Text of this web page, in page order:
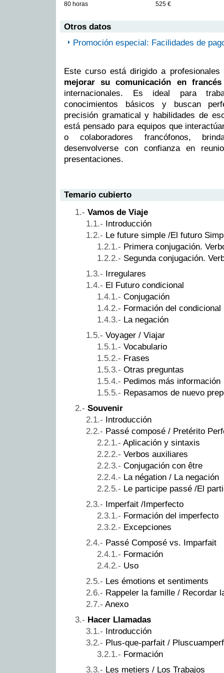
80 horas
525 €
Otros datos
Promoción especial: Facilidades de
Este curso está dirigido a
mejorar su comunicación en
internacionales. Es ideal para
conocimientos básicos y buscan
precisión gramatical y habilidades de
está pensado para equipos que
o colaboradores francófonos,
desenvolverse con confianza en
presentaciones.
Temario cubierto
Vamos de Viaje
Introducción
Le future simple /El futuro
Primera conjugación.
Segunda conjugación.
Irregulares
El Futuro condicional
Conjugación
Formación del condicional
La negación
Voyager / Viajar
Vocabulario
Frases
Otras preguntas
Pedimos más información
Repasamos de nuevo
Souvenir
Introducción
Passé composé / Pretérito
Aplicación y sintaxis
Verbos auxiliares
Conjugación con être
La négation / La negación
Le participe passé /El
Imperfait /Imperfecto
Formación del imperfecto
Excepciones
Passé Composé vs. Imparfait
Formación
Uso
Les émotions et sentiments
Rappeler la famille / Recordar
Anexo
Hacer Llamadas
Introducción
Plus-que-parfait /
Formación
Les metiers / Los Trabajos